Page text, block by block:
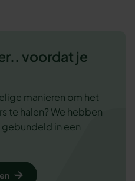
voordat je
manieren om het
te halen? We hebben
gebundeld in een